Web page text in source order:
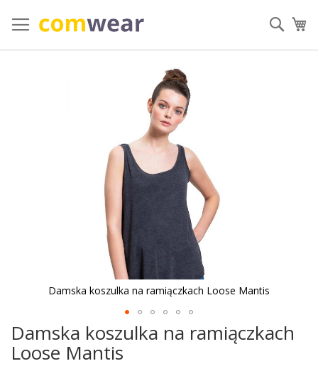
do
treści
Damska koszulka na ramiączkach
Loose Mantis
Damska koszulka na ramiączkach Loose Mantis
Przejdź
na
początek